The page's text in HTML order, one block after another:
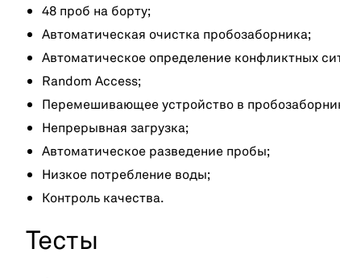
48 проб на борту;
Автоматическая очистка пробозаборника;
Автоматическое определение конфликтных
Random Access;
Перемешивающее устройство в
Непрерывная загрузка;
Автоматическое разведение пробы;
Низкое потребление воды;
Контроль качества.
Тесты